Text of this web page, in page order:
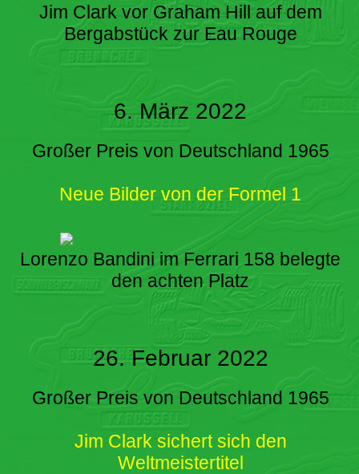
Jim Clark vor Graham Hill auf dem
Bergabstück zur Eau Rouge
6. März 2022
Großer Preis von Deutschland 1965
Neue Bilder von der Formel 1
Lorenzo Bandini im Ferrari 158 belegte
den achten Platz
26. Februar 2022
Großer Preis von Deutschland 1965
Jim Clark sichert sich den
Weltmeistertitel